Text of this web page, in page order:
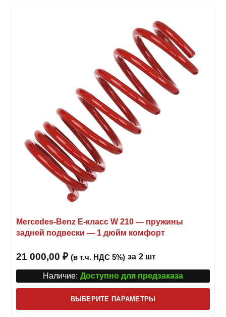
Mercedes-Benz Е-класс W 210 — пружины
задней подвески — 1 дюйм комфорт
21 000,00 ₽ (в т.ч. НДС 5%) за 2 шт
Наличие: Доступно для предзаказа
ВЫБЕРИТЕ ПАРАМЕТРЫ
товар